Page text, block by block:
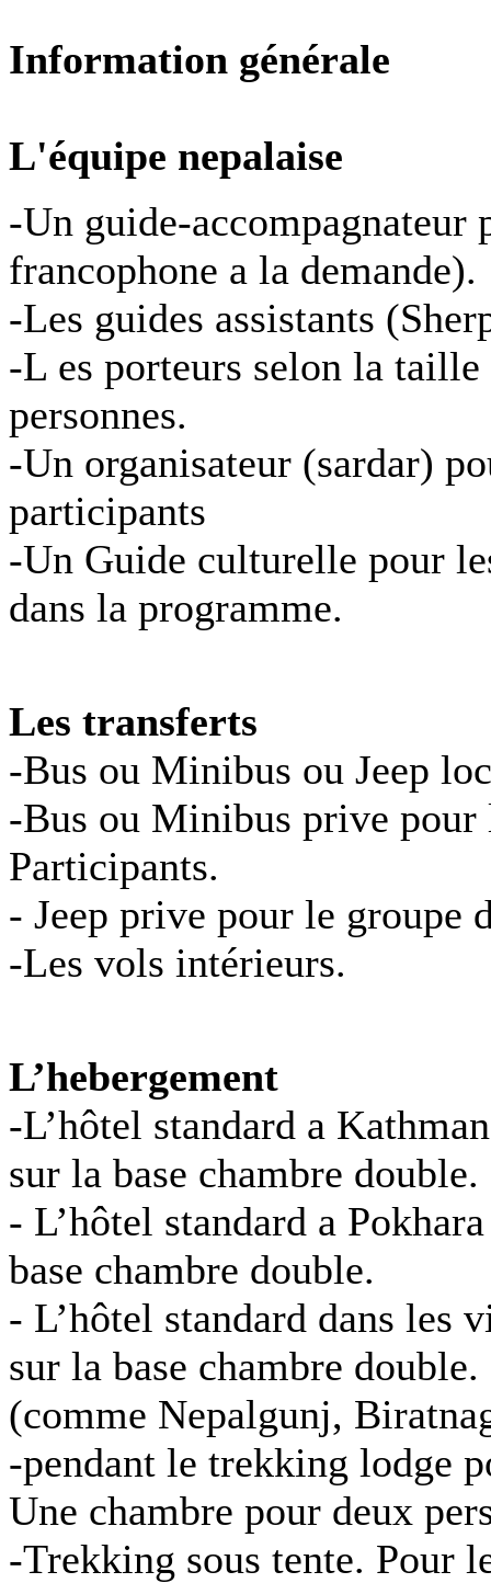
Information générale
L'équipe nepalaise
-Un guide-accompagnateur
francophone a la demande).
-Les guides assistants
-L es porteurs selon la
personnes.
-Un organisateur (sardar)
participants
-Un Guide culturelle pour
dans la programme.
Les transferts
-Bus ou Minibus ou Jeep
-Bus ou Minibus prive pour
Participants.
- Jeep prive pour le groupe
-Les vols intérieurs.
L’hebergement
-L’hôtel standard a
sur la base chambre double.
- L’hôtel standard a
base chambre double.
- L’hôtel standard dans les
sur la base chambre double.
(comme Nepalgunj,
-pendant le trekking lodge
Une chambre pour deux
-Trekking sous tente. Pour